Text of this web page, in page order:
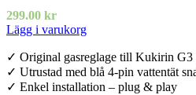
299.00 kr
Lägg i varukorg
✓ Original gasreglage till Kukirin G3
✓ Utrustad med blå 4-pin vattentät
✓ Enkel installation – plug & play